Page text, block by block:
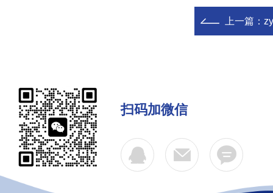
上一篇：
扫码加微信